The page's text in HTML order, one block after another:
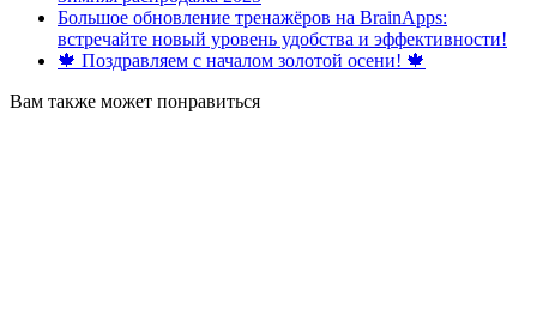
Большое обновление тренажёров на BrainApps:
встречайте новый уровень удобства и эффективности!
🍁 Поздравляем с началом золотой осени! 🍁
Вам также может понравиться